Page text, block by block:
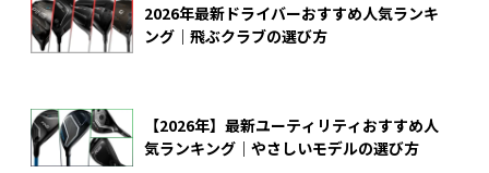
2026年最新ドライバーおすすめ人気ランキ
ング｜飛ぶクラブの選び方
【2026年】最新ユーティリティおすすめ人
気ランキング｜やさしいモデルの選び方